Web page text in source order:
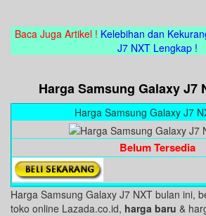
Baca Juga Artikel ! Kelebihan dan
J7 NXT Lengkap !
Harga Samsung Galaxy J7
Harga Samsung Galaxy J7
Belum Tersedia
Harga Samsung Galaxy J7 NXT bulan ini,
toko online Lazada.co.id, harga baru &